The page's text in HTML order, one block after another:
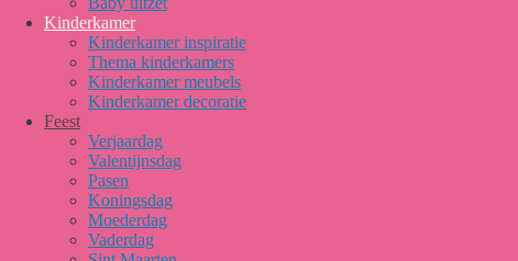
Kinderkamer
Kinderkamer inspiratie
Thema kinderkamers
Kinderkamer meubels
Kinderkamer decoratie
Feest
Verjaardag
Valentijnsdag
Pasen
Koningsdag
Moederdag
Vaderdag